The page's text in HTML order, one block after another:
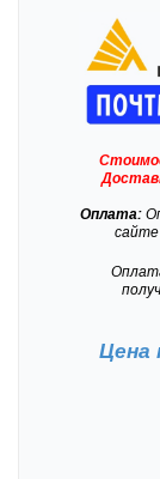
Оплата:
сайте
Цена